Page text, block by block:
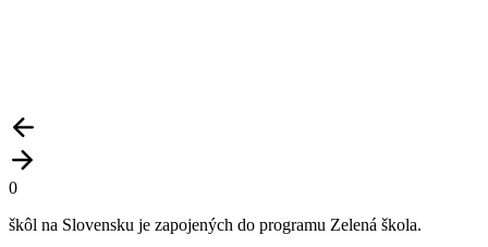
0
škôl na Slovensku je zapojených do programu Zelená škola.